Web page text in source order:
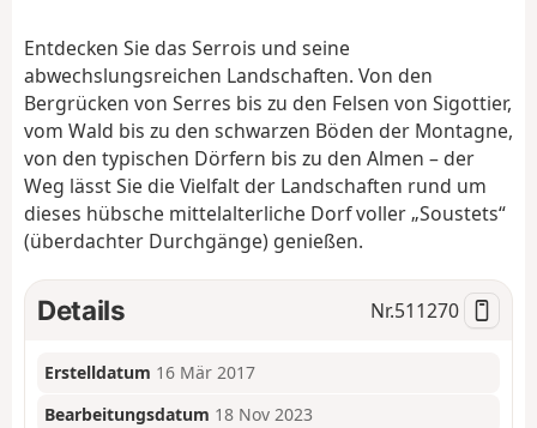
i
o
Entdecken Sie das Serrois und seine
abwechslungsreichen Landschaften. Von den
Bergrücken von Serres bis zu den Felsen von Sigottier,
vom Wald bis zu den schwarzen Böden der Montagne,
von den typischen Dörfern bis zu den Almen – der
Weg lässt Sie die Vielfalt der Landschaften rund um
dieses hübsche mittelalterliche Dorf voller „Soustets“
(überdachter Durchgänge) genießen.
Details Nr.511270
Erstelldatum 16 Mär 2017
Bearbeitungsdatum 18 Nov 2023